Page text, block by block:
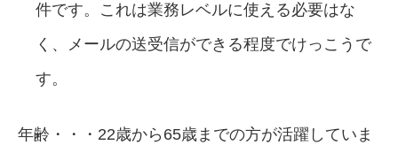
件です。これは業務レベルに使える必要はな
く、メールの送受信ができる程度でけっこうで
す。
年齢・・・22歳から65歳までの方が活躍していま